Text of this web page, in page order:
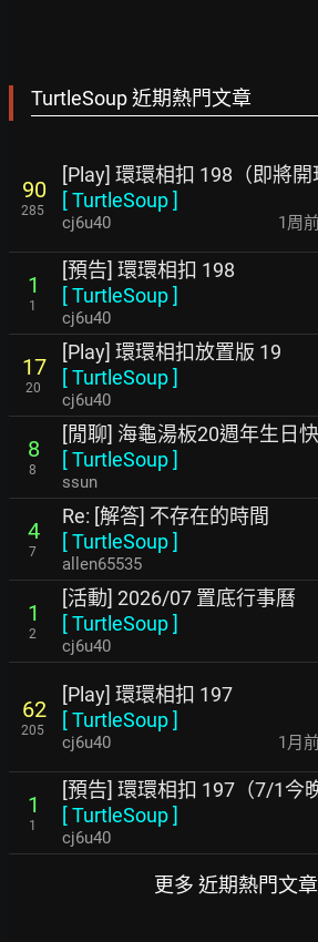
TurtleSoup 近期熱門文章
90
285
[Play] 環環相扣 198（即將開
[TurtleSoup]
cj6u40 1周
1
1
[預告] 環環相扣 198
[TurtleSoup]
cj6u40
17
20
[Play] 環環相扣放置版 19
[TurtleSoup]
cj6u40
8
8
[閒聊] 海龜湯板20週年生日
[TurtleSoup]
ssun
4
7
Re: [解答] 不存在的時間
[TurtleSoup]
allen65535
1
2
[活動] 2026/07 置底行事曆
[TurtleSoup]
cj6u40
62
205
[Play] 環環相扣 197
[TurtleSoup]
cj6u40 1月
1
1
[預告] 環環相扣 197（7/1今
[TurtleSoup]
cj6u40
更多 近期熱門文